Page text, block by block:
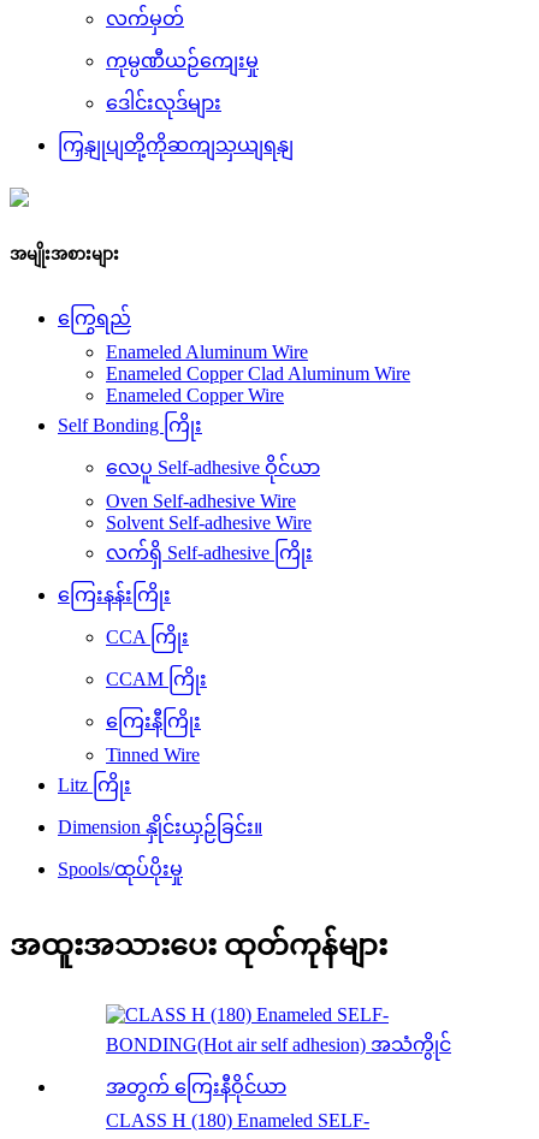
လက်မှတ်
ကုမ္ပဏီယဉ်ကျေးမှု
ဒေါင်းလုဒ်များ
ကြှနျုပျတို့ကိုဆကျသှယျရနျ
အမျိုးအစားများ
ကြွေရည်
Enameled Aluminum Wire
Enameled Copper Clad Aluminum Wire
Enameled Copper Wire
Self Bonding ကြိုး
လေပူ Self-adhesive ဝိုင်ယာ
Oven Self-adhesive Wire
Solvent Self-adhesive Wire
လက်ရှိ Self-adhesive ကြိုး
ကြေးနန်းကြိုး
CCA ကြိုး
CCAM ကြိုး
ကြေးနီကြိုး
Tinned Wire
Litz ကြိုး
Dimension နှိုင်းယှဉ်ခြင်း။
Spools/ထုပ်ပိုးမှု
အထူးအသားပေး ထုတ်ကုန်များ
CLASS H (180) Enameled SELF-